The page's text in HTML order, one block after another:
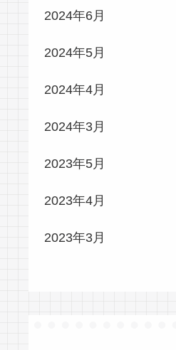
2024年6月
2024年5月
2024年4月
2024年3月
2023年5月
2023年4月
2023年3月